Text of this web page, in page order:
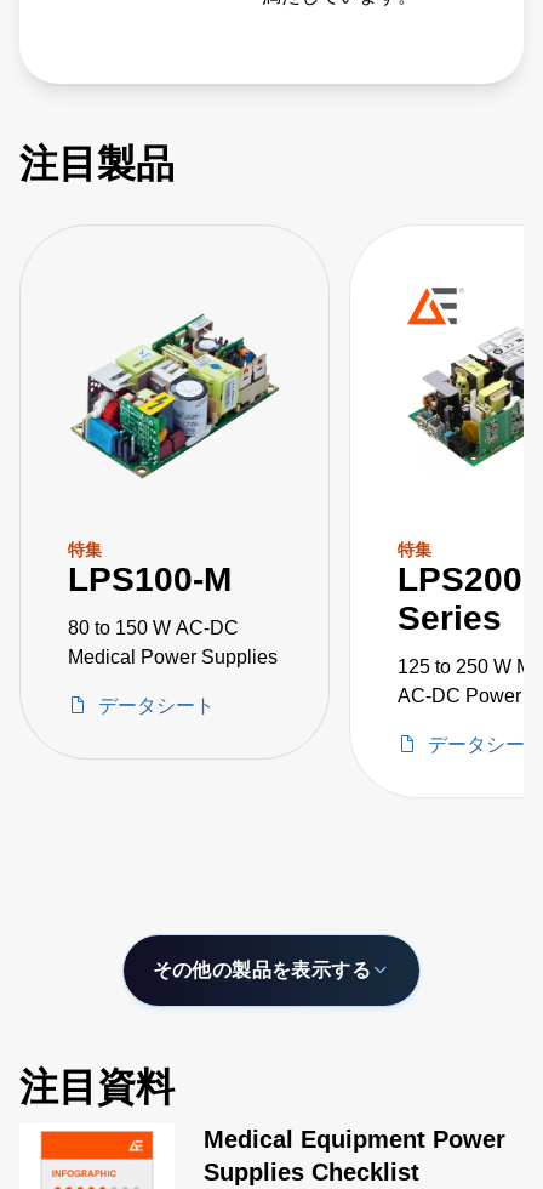
注目製品
特集
LPS100-M
80 to 150 W AC-DC
Medical Power Supplies
データシート
特集
LPS200-
Series
125 to 250 W
AC-DC Power
データシート
その他の製品を表示する
注目資料
Medical Equipment Power
Supplies Checklist